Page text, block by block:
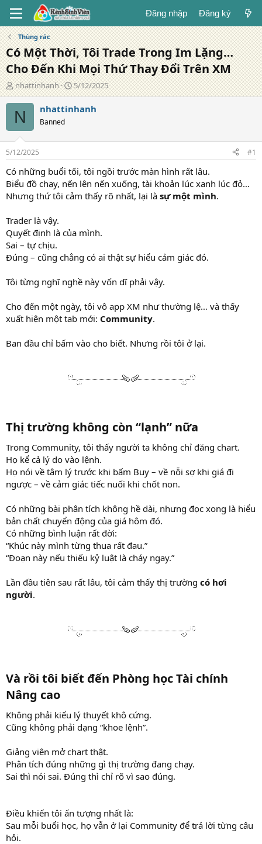
Đăng nhập Đăng ký
Thùng rác
Có Một Thời, Tôi Trade Trong Im Lặng…
Cho Đến Khi Mọi Thứ Thay Đổi Trên XM
T
á
c
g
ả
nhattinhanh
N
g
à
g
5/12/2025
N nhattinhanh
Banned
5/12/2025 #1
Có những buổi tối, tôi ngồi trước màn hình rất lâu.
Biểu đồ chạy, nến lên nến xuống, tài khoản lúc xanh lúc đỏ…
Nhưng thứ tôi cảm thấy rõ nhất, lại là sự một mình.
Trader là vậy.
Quyết định là của mình.
Sai – tự chịu.
Đúng – cũng chẳng có ai thật sự hiểu cảm giác đó.
Tôi từng nghĩ nghề này vốn dĩ phải vậy.
Cho đến một ngày, tôi vô app XM như thường lệ… và thấy
xuất hiện một tab mới: Community.
Ban đầu chỉ bấm vào cho biết. Nhưng rồi tôi ở lại.
Thị trường không còn “lạnh” nữa
Trong Community, tôi thấy người ta không chỉ đăng chart.
Họ kể cả lý do vào lệnh.
Họ nói về tâm lý trước khi bấm Buy – về nỗi sợ khi giá đi
ngược – về cảm giác tiếc nuối khi chốt non.
Có những bài phân tích không hề dài, nhưng đọc xong là hiểu
bản chất chuyển động của giá hôm đó.
Có những bình luận rất đời:
“Khúc này mình từng thua rất đau.”
“Đoạn này nếu thiếu kỷ luật là cháy ngay.”
Lần đầu tiên sau rất lâu, tôi cảm thấy thị trường có hơi
người.
Và rồi tôi biết đến Phòng học Tài chính
Nâng cao
Không phải kiểu lý thuyết khô cứng.
Cũng không phải dạng “khoe lệnh”.
Giảng viên mở chart thật.
Phân tích đúng những gì thị trường đang chạy.
Sai thì nói sai. Đúng thì chỉ rõ vì sao đúng.
Điều khiến tôi ấn tượng nhất là:
Sau mỗi buổi học, họ vẫn ở lại Community để trả lời từng câu
hỏi.